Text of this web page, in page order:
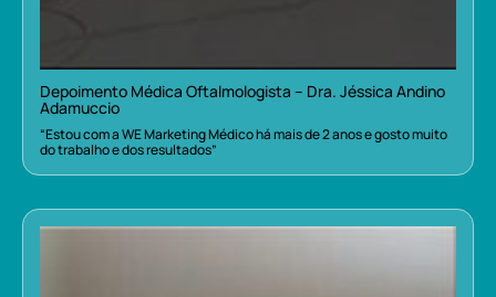
Depoimento Médica Oftalmologista – Dra. Jéssica Andino
Adamuccio
“Estou com a WE Marketing Médico há mais de 2 anos e gosto muito
do trabalho e dos resultados”